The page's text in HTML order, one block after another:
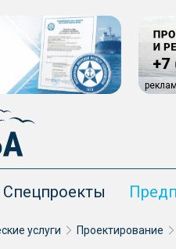
Спецпроекты
услуги Проектирование